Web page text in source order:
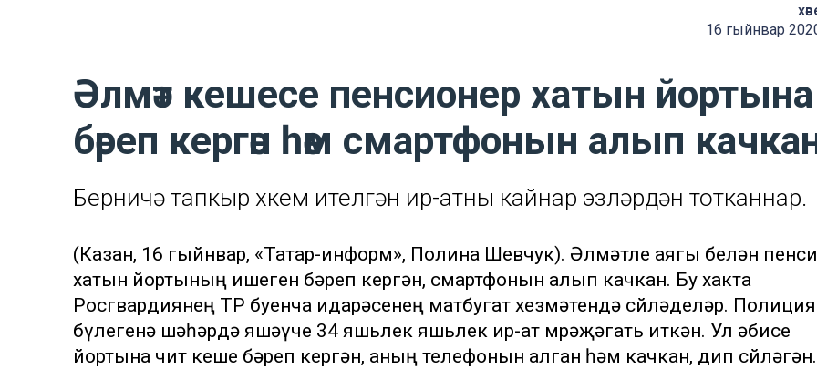
16 гыйнвар
Әлмәт кешесе пенсионер хатын йортына
бәреп кергән һәм смартфонын алып
Берничә тапкыр хөкем ителгән ир-атны кайнар эзләрдән тотканнар.
(Казан, 16 гыйнвар, «Татар-информ», Полина Шевчук). Әлмәтле аягы белән
хатын йортының ишеген бәреп кергән, смартфонын алып качкан. Бу хакта
Росгвардиянең ТР буенча идарәсенең матбугат хезмәтендә сөйләделәр. Полиция
бүлегенә шәһәрдә яшәүче 34 яшьлек яшьлек ир-ат мөрәҗәгать иткән. Ул әбисе
йортына чит кеше бәреп кергән, аның телефонын алган һәм качкан, дип сөйләгән.